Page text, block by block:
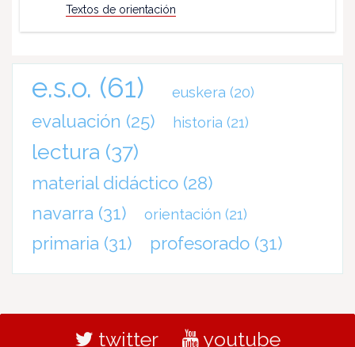
Textos de orientación
e.s.o. (61) euskera (20)
evaluación (25) historia (21)
lectura (37)
material didáctico (28)
navarra (31) orientación (21)
primaria (31) profesorado (31)
twitter youtube